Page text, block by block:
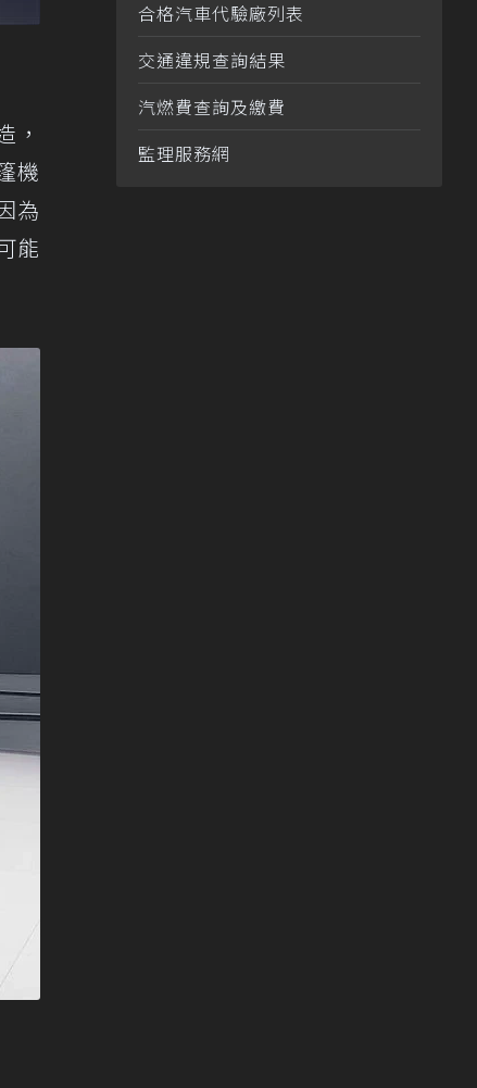
，
機
為
能
合格汽車代驗廠列表
交通違規查詢結果
汽燃費查詢及繳費
監理服務網